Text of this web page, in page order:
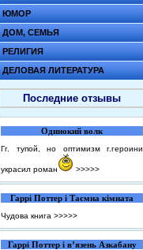
ЮМОР
ДОМ, СЕМЬЯ
РЕЛИГИЯ
ДЕЛОВАЯ ЛИТЕРАТУРА
Последние отзывы
Одинокий волк
Гг. тупой, но оптимизм г.героини
украсил роман >>>>>
Гаррі Поттер і Таємна кімната
Чудова книга >>>>>
Гаррі Поттер і в’язень Азкабану